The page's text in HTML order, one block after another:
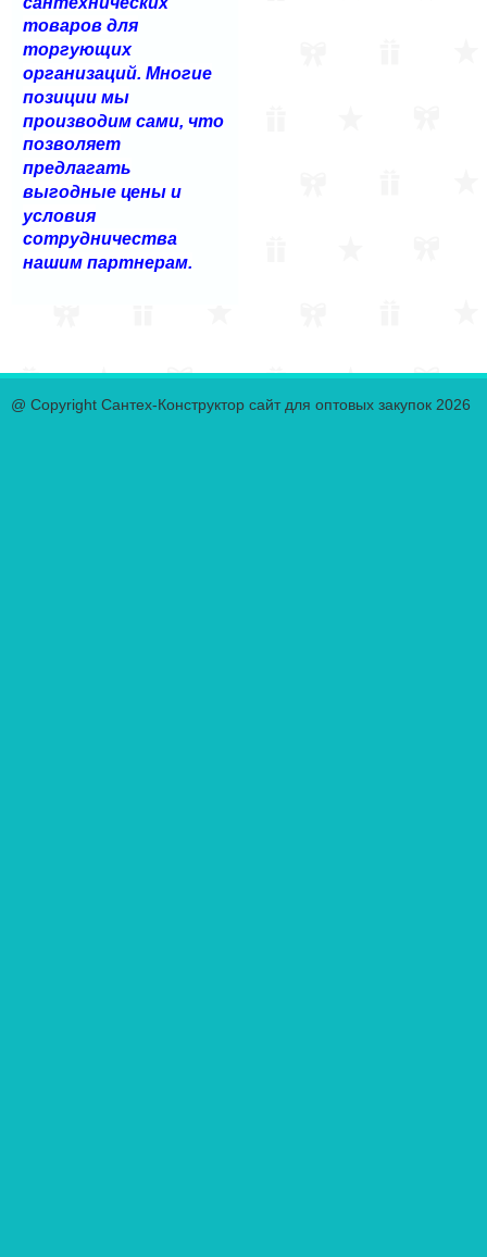
товаров для
торгующих
организаций. Многие
позиции мы
производим сами, что
позволяет
предлагать
выгодные цены и
условия
сотрудничества
нашим партнерам.
@ Copyright Сантех-Конструктор сайт для оптовых закупок 2026